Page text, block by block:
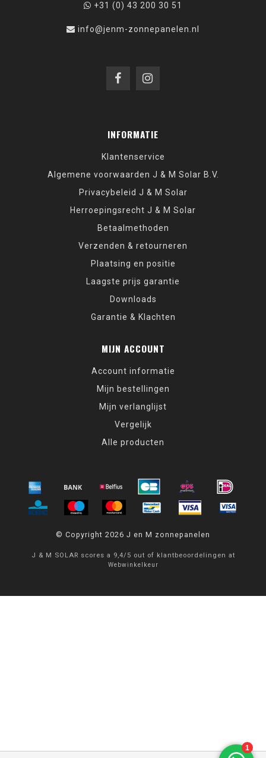
+31 (0) 43 200 30 51
info@jenm-zonnepanelen.nl
INFORMATIE
Klantenservice
Algemene voorwaarden J & M Solar B.V.
Privacybeleid J & M Solar
Herroepingsrecht J & M Solar
Betaalmethoden
Verzenden & retourneren
Plaatsing en positie
Laagste prijs garantie
Downloads
Garantie & Klachten
MIJN ACCOUNT
Account informatie
Mijn bestellingen
Mijn verlanglijst
Vergelijk
Alle producten
© Copyright 2026 J en M zonnepanelen
J & M SOLAR scores a 9,4/ 5 out of klantbeoordelingen at
Webwinkelkeur